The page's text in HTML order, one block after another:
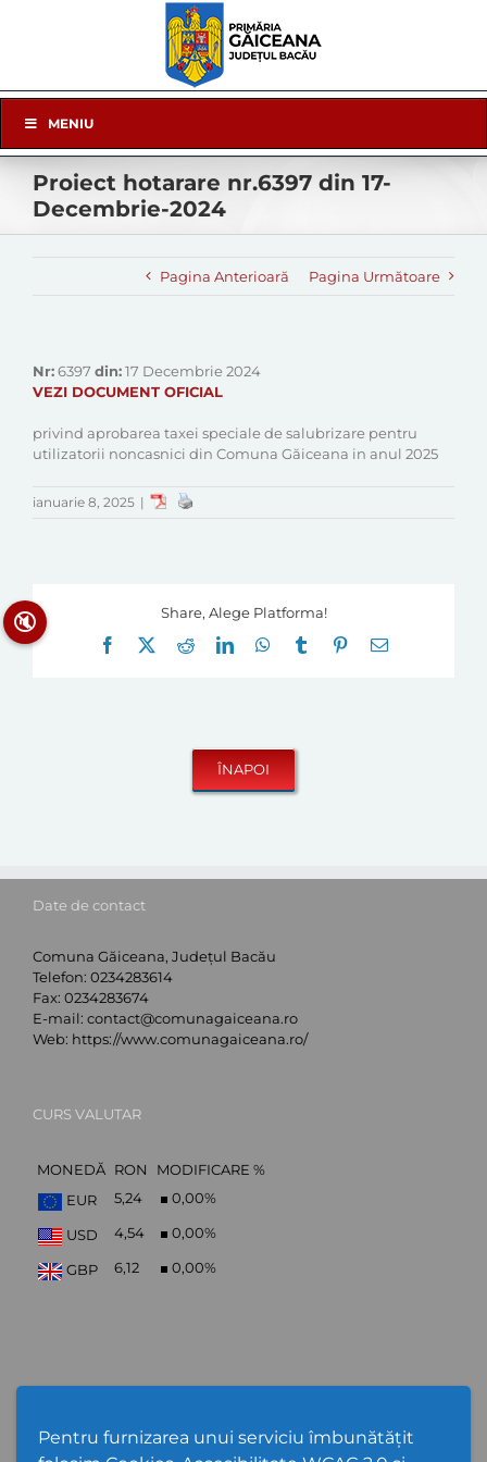
Pentru furnizarea unui serviciu îmbunătățit
Navigation
MENIU
Proiect hotarare nr.6397 din 17-
Decembrie-2024
Pagina Anterioară Pagina Următoare
Nr:6397 din:17 Decembrie 2024
VEZI DOCUMENT OFICIAL
privind aprobarea taxei speciale de salubrizare pentru
utilizatorii noncasnici din Comuna Găiceana in anul 2025
ianuarie 8, 2025 |
Share, Alege Platforma!
Facebook
RedditLinkedInWhatsApp
Tumblr Pinterest
E-
Date de contact
Comuna Găiceana, Județul Bacău
Telefon: 0234283614
Fax: 0234283674
E-mail: contact@comunagaiceana.ro
Web: https://www.comunagaiceana.ro/
CURS VALUTAR
MONEDĂ RON
MODIFICARE %
EUR
5,24 0,00%
USD 4,54 0,00%
GBP 6,12 0,00%
🔇